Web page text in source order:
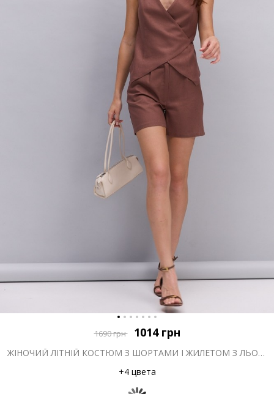
1690грн 1014 грн
ЖІНОЧИЙ ЛІТНІЙ КОСТЮМ З ШОРТАМИ І ЖИЛЕТОМ З ЛЬОНУ КОРИЧНЕВИЙ
+4 цвета